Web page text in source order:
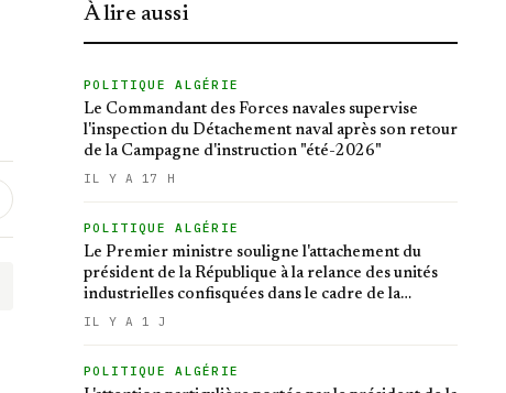
À lire aussi
POLITIQUE ALGÉRIE
Le Commandant des Forces navales supervise
l'inspection du Détachement naval après son retour
de la Campagne d'instruction "été-2026"
IL Y A 17 H
POLITIQUE ALGÉRIE
Le Premier ministre souligne l'attachement du
président de la République à la relance des unités
industrielles confisquées dans le cadre de la
récupération des avoirs détournés
IL Y A 1 J
POLITIQUE ALGÉRIE